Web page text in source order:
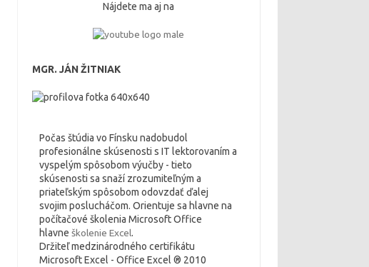
Nájdete ma aj na
MGR. JÁN ŽITNIAK
Počas štúdia vo Fínsku nadobudol
profesionálne skúsenosti s IT lektorovaním a
vyspelým spôsobom výučby - tieto
skúsenosti sa snaží zrozumiteľným a
priateľským spôsobom odovzdať ďalej
svojim poslucháčom. Orientuje sa hlavne na
počítačové školenia Microsoft Office
hlavneškolenie Excel.
Držiteľ medzinárodného certifikátu
Microsoft Excel - Office Excel ® 2010